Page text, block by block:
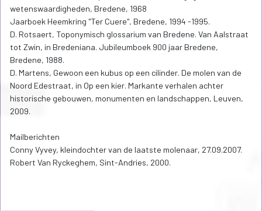
wetenswaardigheden, Bredene, 1968
Jaarboek Heemkring "Ter Cuere", Bredene, 1994 -1995.
D. Rotsaert, Toponymisch glossarium van Bredene. Van Aalstraat
tot Zwin, in Bredeniana. Jubileumboek 900 jaar Bredene,
Bredene, 1988.
D. Martens, Gewoon een kubus op een cilinder. De molen van de
Noord Edestraat, in Op een kier. Markante verhalen achter
historische gebouwen, monumenten en landschappen, Leuven,
2009.
Mailberichten
Conny Vyvey, kleindochter van de laatste molenaar, 27.09.2007.
Robert Van Ryckeghem, Sint-Andries, 2000.